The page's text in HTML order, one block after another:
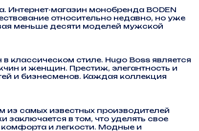
Интернет-магазин монобренда BODEN
относительно недавно, но уже
меньше десяти моделей мужской
стиле. Hugo Boss является
и женщин. Престиж, элегантность и
и бизнесменов. Каждая коллекция
из самых известных производителей
заключается в том, что уделять свое
комфорта и легкости. Модные и